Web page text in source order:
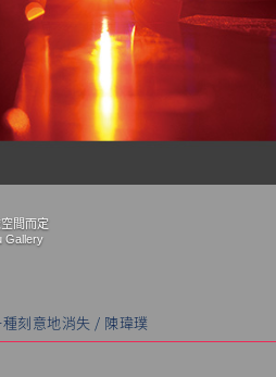
間而定
Gallery
刻意地消失 / 陳瑋璞